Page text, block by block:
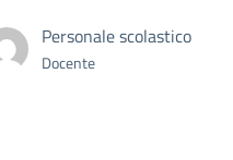
Personale scolastico
Docente